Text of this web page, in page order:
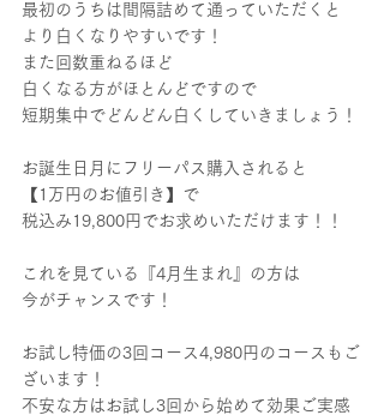
最初のうちは間隔詰めて通っていただくと
より白くなりやすいです！
また回数重ねるほど
白くなる方がほとんどですので
短期集中でどんどん白くしていきましょう！
お誕生日月にフリーパス購入されると
【1万円のお値引き】で
税込み19,800円でお求めいただけます！！
これを見ている『4月生まれ』の方は
今がチャンスです！
お試し特価の3回コース4,980円のコースもご
ざいます！
不安な方はお試し3回から始めて効果ご実感